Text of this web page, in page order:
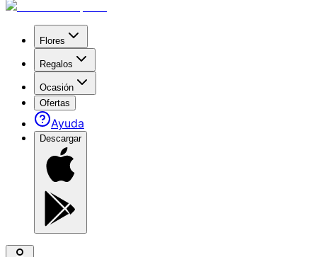
Flores
Regalos
Ocasión
Ofertas
Ayuda
Descargar